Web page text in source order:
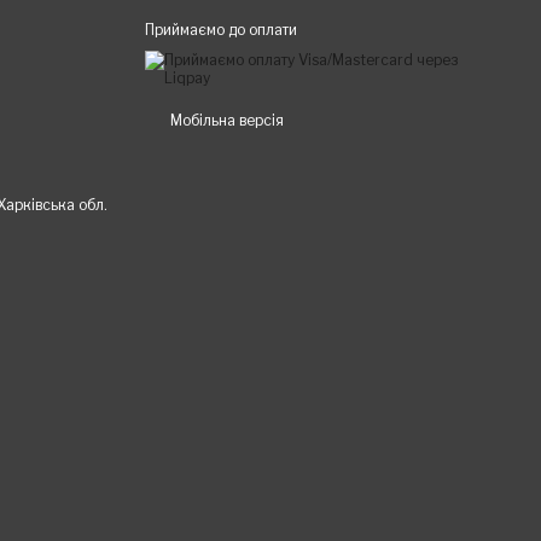
обл.
Приймаємо до оплати
Мобільна версія